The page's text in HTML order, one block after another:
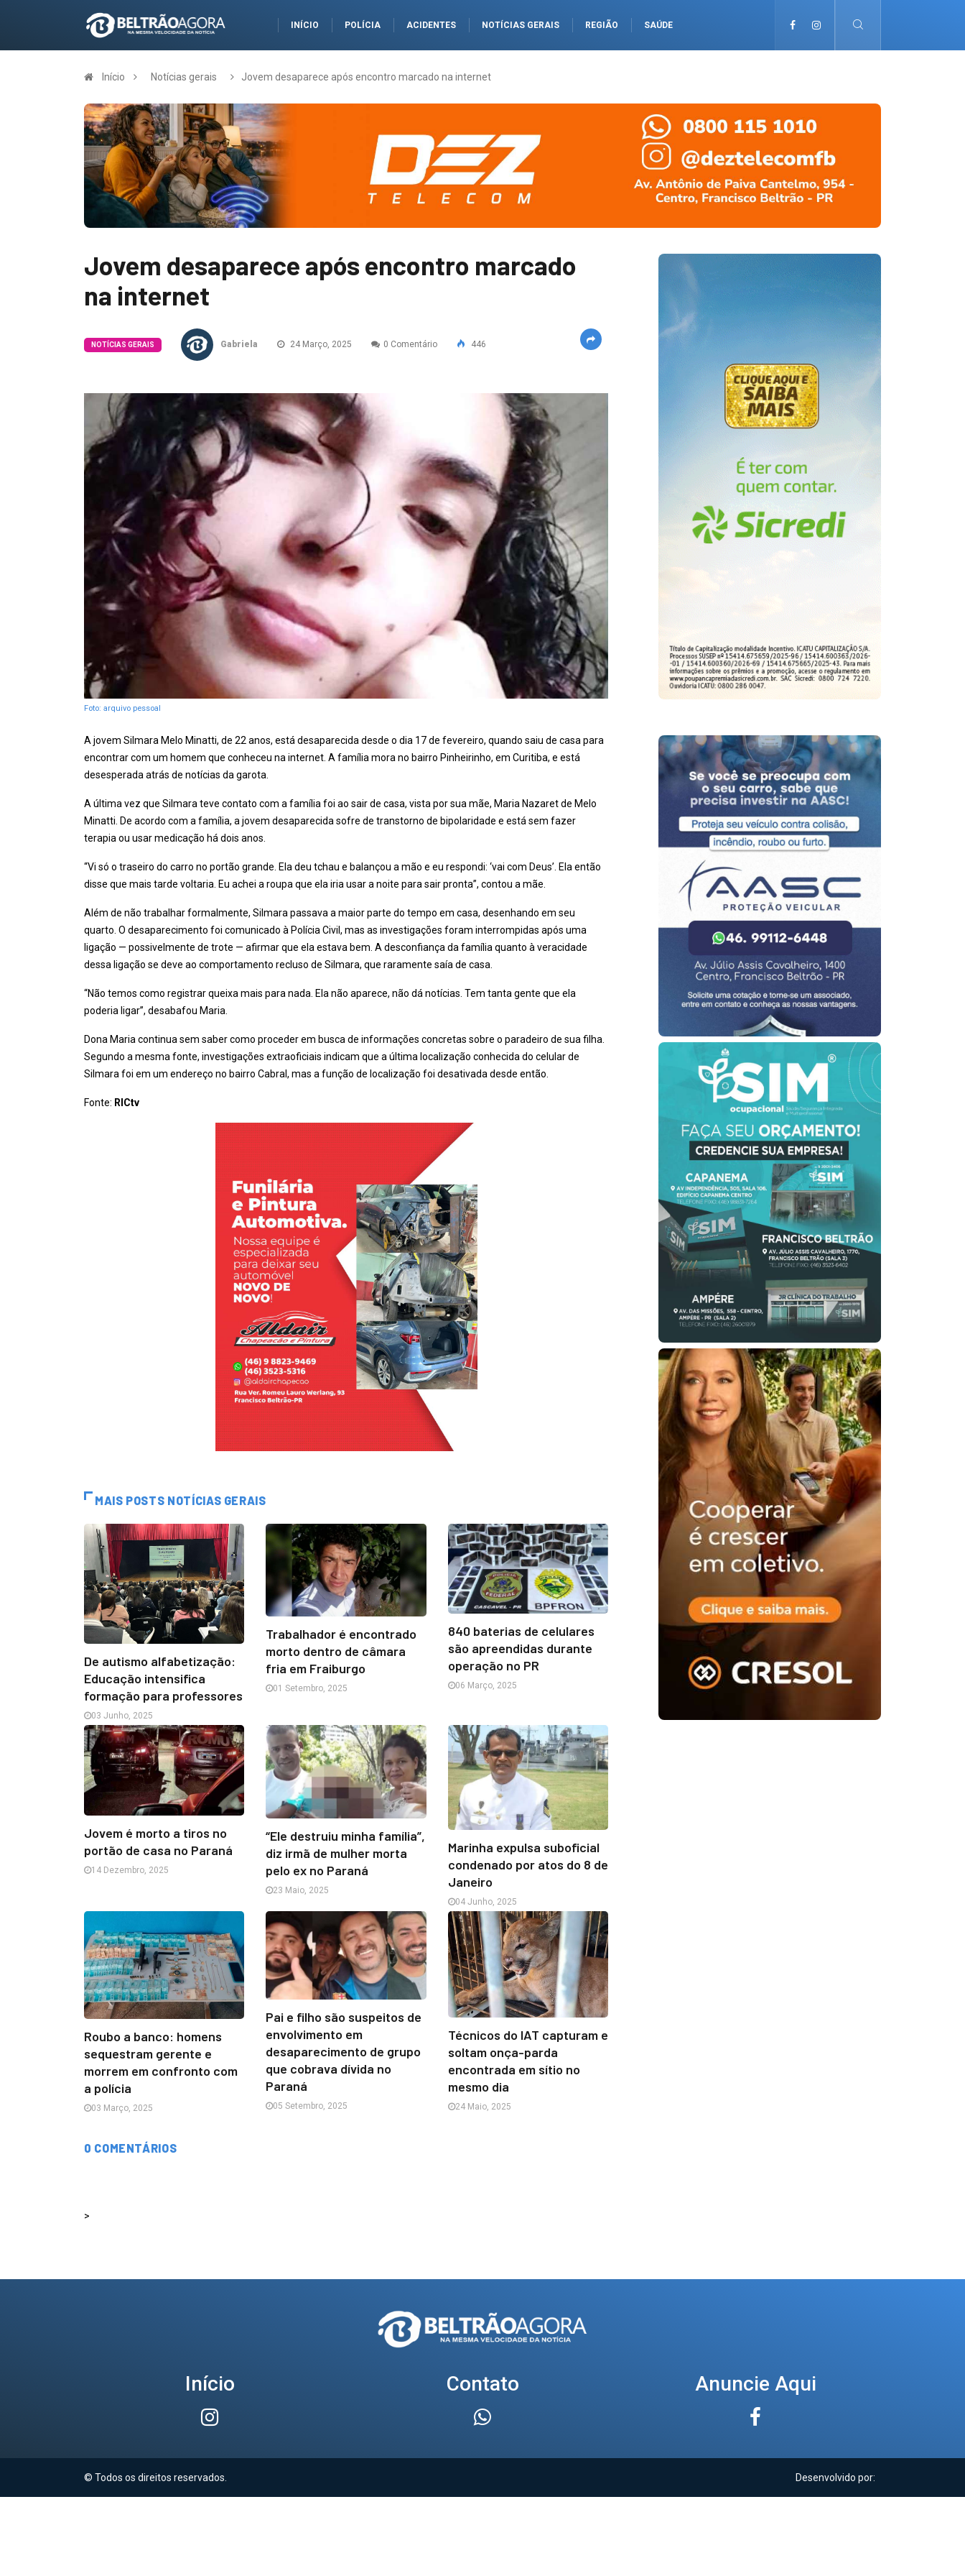
INÍCIO POLÍCIA ACIDENTES NOTÍCIAS GERAIS REGIÃO SAÚDE
Início Notícias gerais Jovem desaparece após encontro marcado na internet
Jovem desaparece após encontro marcado
na internet
NOTÍCIAS GERAIS Gabriela 24 Março, 2025 0 Comentário 446
Foto: arquivo pessoal
A jovem Silmara Melo Minatti, de 22 anos, está desaparecida desde o dia 17 de fevereiro, quando saiu de casa para
encontrar com um homem que conheceu na internet. A família mora no bairro Pinheirinho, em Curitiba, e está
desesperada atrás de notícias da garota.
A última vez que Silmara teve contato com a família foi ao sair de casa, vista por sua mãe, Maria Nazaret de Melo
Minatti. De acordo com a família, a jovem desaparecida sofre de transtorno de bipolaridade e está sem fazer
terapia ou usar medicação há dois anos.
“Vi só o traseiro do carro no portão grande. Ela deu tchau e balançou a mão e eu respondi: ‘vai com Deus’. Ela então
disse que mais tarde voltaria. Eu achei a roupa que ela iria usar a noite para sair pronta”, contou a mãe.
Além de não trabalhar formalmente, Silmara passava a maior parte do tempo em casa, desenhando em seu
quarto. O desaparecimento foi comunicado à Polícia Civil, mas as investigações foram interrompidas após uma
ligação — possivelmente de trote — afirmar que ela estava bem. A desconfiança da família quanto à veracidade
dessa ligação se deve ao comportamento recluso de Silmara, que raramente saía de casa.
“Não temos como registrar queixa mais para nada. Ela não aparece, não dá notícias. Tem tanta gente que ela
poderia ligar”, desabafou Maria.
Dona Maria continua sem saber como proceder em busca de informações concretas sobre o paradeiro de sua filha.
Segundo a mesma fonte, investigações extraoficiais indicam que a última localização conhecida do celular de
Silmara foi em um endereço no bairro Cabral, mas a função de localização foi desativada desde então.
Fonte: RICtv
MAIS POSTS NOTÍCIAS GERAIS
De autismo alfabetização:
Educação intensifica
formação para professores
03 Junho, 2025
Trabalhador é encontrado
morto dentro de câmara
fria em Fraiburgo
01 Setembro, 2025
840 baterias de celulares
são apreendidas durante
operação no PR
06 Março, 2025
Jovem é morto a tiros no
portão de casa no Paraná
14 Dezembro, 2025
“Ele destruiu minha família”,
diz irmã de mulher morta
pelo ex no Paraná
23 Maio, 2025
Marinha expulsa suboficial
condenado por atos do 8 de
Janeiro
04 Junho, 2025
Roubo a banco: homens
sequestram gerente e
morrem em confronto com
a polícia
03 Março, 2025
Pai e filho são suspeitos de
envolvimento em
desaparecimento de grupo
que cobrava dívida no
Paraná
05 Setembro, 2025
Técnicos do IAT capturam e
soltam onça-parda
encontrada em sítio no
mesmo dia
24 Maio, 2025
0 COMENTÁRIOS
>
Início Contato Anuncie Aqui
© Todos os direitos reservados. Desenvolvido por: